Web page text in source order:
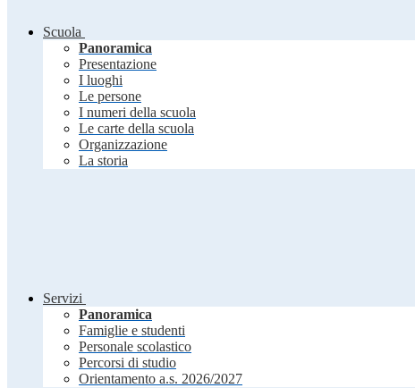
Scuola
Panoramica
Presentazione
I luoghi
Le persone
I numeri della scuola
Le carte della scuola
Organizzazione
La storia
Servizi
Panoramica
Famiglie e studenti
Personale scolastico
Percorsi di studio
Orientamento a.s. 2026/2027